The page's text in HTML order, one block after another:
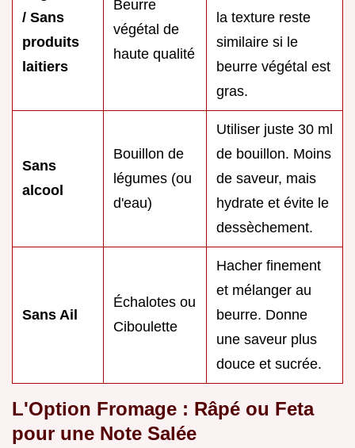
/ Sans
produits
laitiers
Beurre
végétal de
haute qualité
la texture reste
similaire si le
beurre végétal est
gras.
Sans
alcool
Bouillon de
légumes (ou
d'eau)
Utiliser juste 30 ml
de bouillon. Moins
de saveur, mais
hydrate et évite le
dessèchement.
Sans Ail
Échalotes ou
Ciboulette
Hacher finement
et mélanger au
beurre. Donne
une saveur plus
douce et sucrée.
L'Option Fromage : Râpé ou Feta
pour une Note Salée